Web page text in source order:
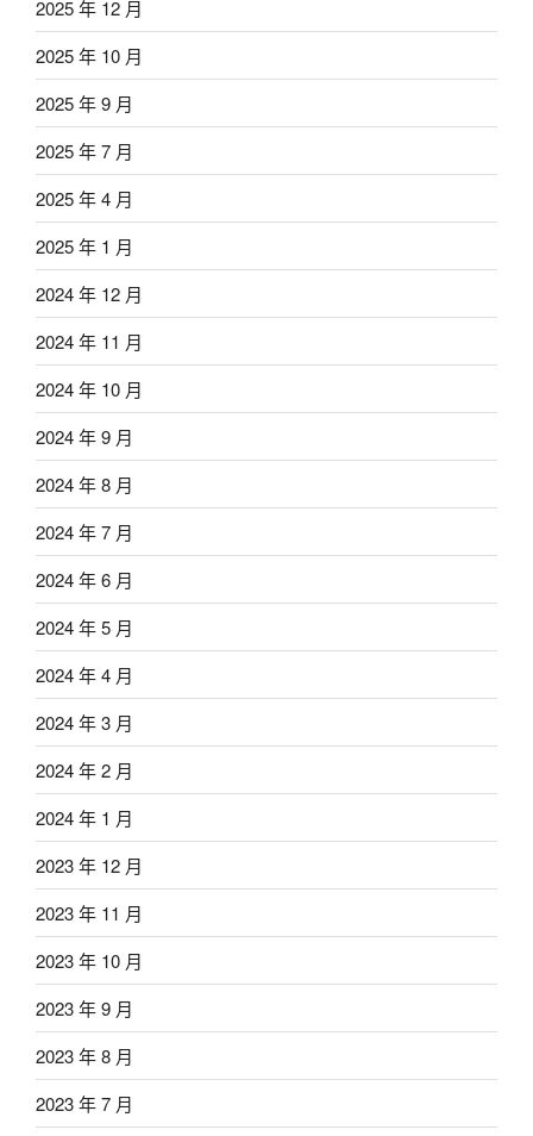
2025 年 12 月
2025 年 10 月
2025 年 9 月
2025 年 7 月
2025 年 4 月
2025 年 1 月
2024 年 12 月
2024 年 11 月
2024 年 10 月
2024 年 9 月
2024 年 8 月
2024 年 7 月
2024 年 6 月
2024 年 5 月
2024 年 4 月
2024 年 3 月
2024 年 2 月
2024 年 1 月
2023 年 12 月
2023 年 11 月
2023 年 10 月
2023 年 9 月
2023 年 8 月
2023 年 7 月